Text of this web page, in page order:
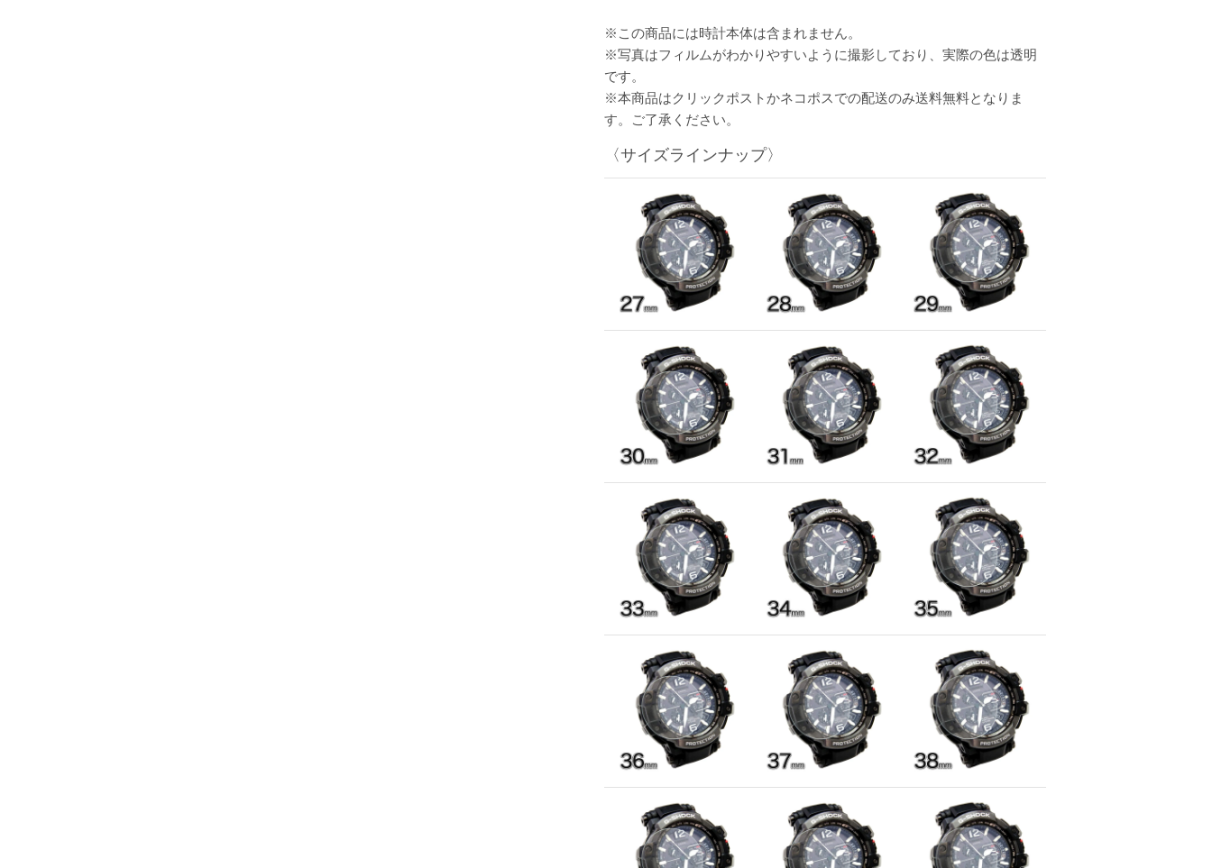
※この商品には時計本体は含まれません。
※写真はフィルムがわかりやすいように撮影しており、実際の色は透明
です。
※本商品はクリックポストかネコポスでの配送のみ送料無料となりま
す。ご了承ください。
〈サイズラインナップ〉